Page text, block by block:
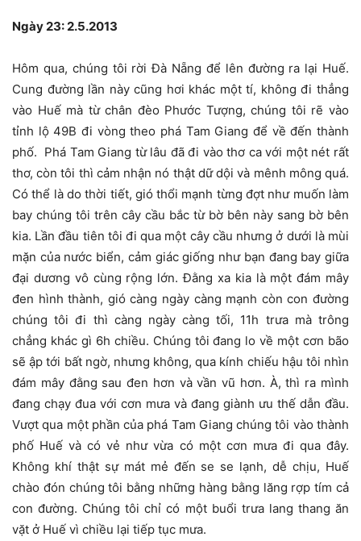
Ngày 23: 2.5.2013
Hôm qua, chúng tôi rời Đà Nẵng để lên đường ra lại Huế.
Cung đường lần này cũng hơi khác một tí, không đi thẳng
vào Huế mà từ chân đèo Phước Tượng, chúng tôi rẽ vào
tỉnh lộ 49B đi vòng theo phá Tam Giang để về đến thành
phố. Phá Tam Giang từ lâu đã đi vào thơ ca với một nét rất
thơ, còn tôi thì cảm nhận nó thật dữ dội và mênh mông quá.
Có thể là do thời tiết, gió thổi mạnh từng đợt như muốn làm
bay chúng tôi trên cây cầu bắc từ bờ bên này sang bờ bên
kia. Lần đầu tiên tôi đi qua một cây cầu nhưng ở dưới là mùi
mặn của nước biển, cảm giác giống như bạn đang bay giữa
đại dương vô cùng rộng lớn. Đằng xa kia là một đám mây
đen hình thành, gió càng ngày càng mạnh còn con đường
chúng tôi đi thì càng ngày càng tối, 11h trưa mà trông
chẳng khác gì 6h chiều. Chúng tôi đang lo về một cơn bão
sẽ ập tới bất ngờ, nhưng không, qua kính chiếu hậu tôi nhìn
đám mây đằng sau đen hơn và vần vũ hơn. À, thì ra mình
đang chạy đua với cơn mưa và đang giành ưu thế dẫn đầu.
Vượt qua một phần của phá Tam Giang chúng tôi vào thành
phố Huế và có vẻ như vừa có một cơn mưa đi qua đây.
Không khí thật sự mát mẻ đến se se lạnh, dễ chịu, Huế
chào đón chúng tôi bằng những hàng bằng lăng rợp tím cả
con đường. Chúng tôi chỉ có một buổi trưa lang thang ăn
vặt ở Huế vì chiều lại tiếp tục mưa.